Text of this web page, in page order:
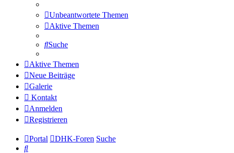
Unbeantwortete Themen
Aktive Themen
Suche
Aktive Themen
Neue Beiträge
Galerie
Kontakt
Anmelden
Registrieren
Portal DHK-Foren Suche
Suche